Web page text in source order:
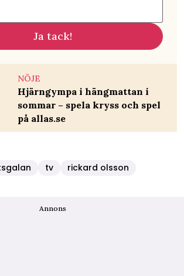
Ja tack!
NÖJE
Hjärngympa i hängmattan i
sommar – spela kryss och spel
på allas.se
tv rickard olsson
Annons